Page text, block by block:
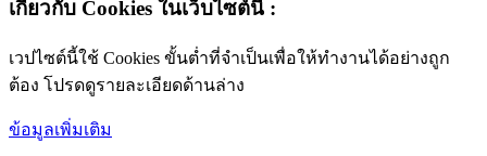
เกี่ยวกับ Cookies ในเว็บไซต์นี้ :
เวปไซต์นี้ใช้ Cookies ขั้นต่ำที่จำเป็นเพื่อให้ทำงานได้อย่างถูก
ต้อง โปรดดูรายละเอียดด้านล่าง
ข้อมูลเพิ่มเติม